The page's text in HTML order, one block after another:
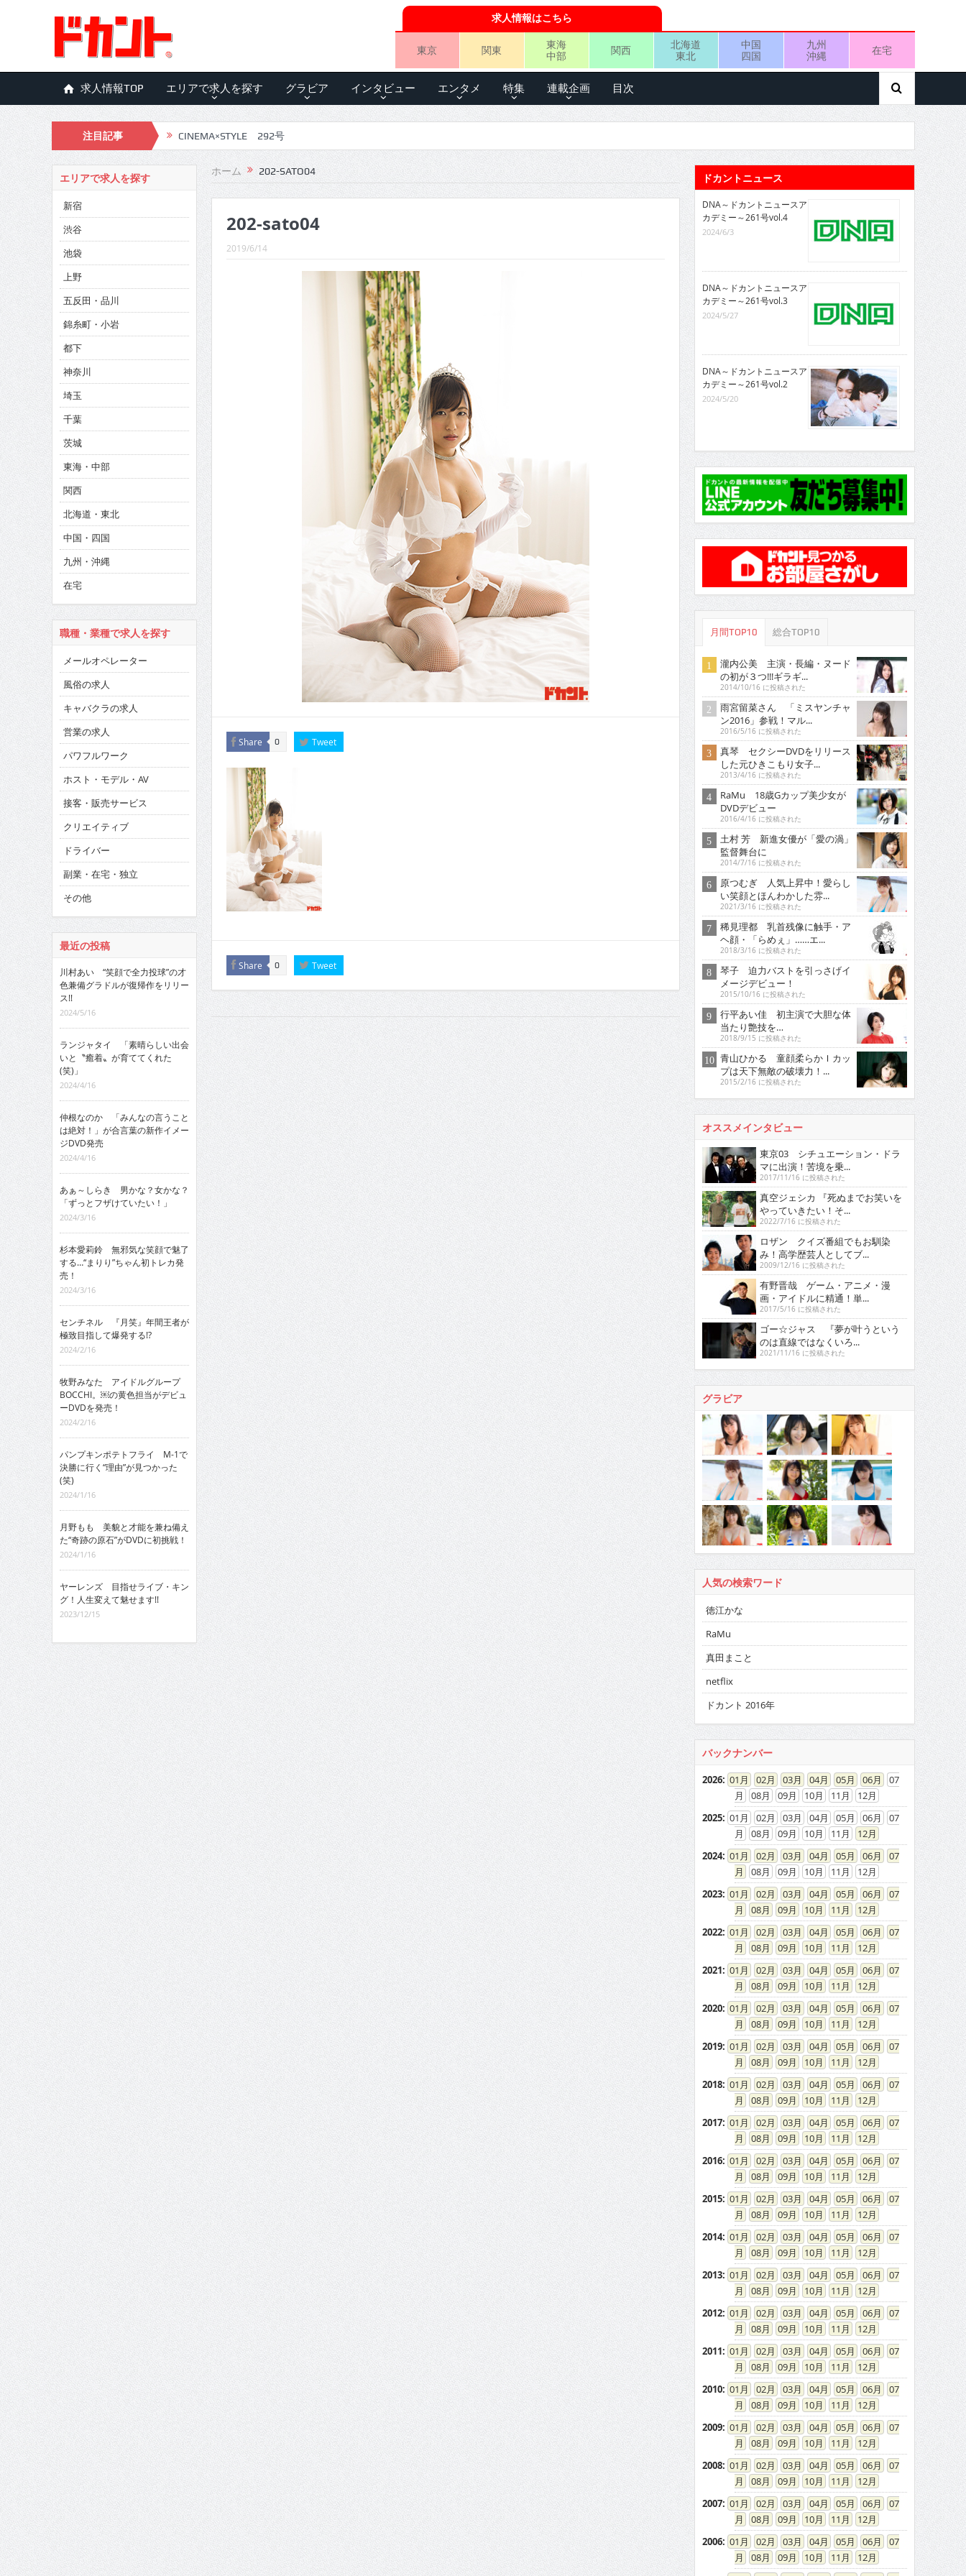
求人情報はこちら
東京 関東
東海
中部
関西
北海道
東北
中国
四国
九州
沖縄
在宅
求人情報TOP エリアで求人を探す グラビア インタビュー エンタメ 特集 連載企画 目次
注目記事 CINEMA×STYLE 292号
CINEMA×STYLE 291号
CINEMA×STYLE 290号
CINEMA×STYLE 289号
CINEMA×STYLE 288号
CINEMA×STYLE 287号
CINEMA×STYLE 285号
CINEMA×STYLE 294号
CINEMA×STYLE 293号
ホーム 202-SATO04
202-sato04
2019/6/14
Share 0 Tweet
Share 0 Tweet
エリアで求人を探す
新宿
渋谷
池袋
上野
五反田・品川
錦糸町・小岩
都下
神奈川
埼玉
千葉
茨城
東海・中部
関西
北海道・東北
中国・四国
九州・沖縄
在宅
職種・業種で求人を探す
メールオペレーター
風俗の求人
キャバクラの求人
営業の求人
パワフルワーク
ホスト・モデル・AV
接客・販売サービス
クリエイティブ
ドライバー
副業・在宅・独立
その他
最近の投稿
川村あい “笑顔で全力投球”の才
色兼備グラドルが復帰作をリリー
ス!!
2024/5/16
ランジャタイ 「素晴らしい出会
いと〝癒着〟が育ててくれた
(笑)」
2024/4/16
仲根なのか 「みんなの言うこと
は絶対！」が合言葉の新作イメー
ジDVD発売
2024/4/16
あぁ～しらき 男かな？女かな？
「ずっとフザけていたい！」
2024/3/16
杉本愛莉鈴 無邪気な笑顔で魅了
する…“まりり”ちゃん初トレカ発
売！
2024/3/16
センチネル 『月笑』年間王者が
極致目指して爆発する!?
2024/2/16
牧野みなた アイドルグループ
BOCCHI。￼の黄色担当がデビュ
ーDVDを発売！
2024/2/16
パンプキンポテトフライ M-1で
決勝に行く“理由”が見つかった
(笑)
2024/1/16
月野もも 美貌と才能を兼ね備え
た“奇跡の原石”がDVDに初挑戦！
2024/1/16
ヤーレンズ 目指せライブ・キン
グ！人生変えて魅せます!!
2023/12/15
ドカントニュース
DNA～ドカントニュースア
カデミー～261号vol.4
2024/6/3
DNA～ドカントニュースア
カデミー～261号vol.3
2024/5/27
DNA～ドカントニュースア
カデミー～261号vol.2
2024/5/20
月間TOP10 総合TOP10
瀧内公美 主演・長編・ヌード
の初が３つ!!!ギラギ...
2014/10/16 に投稿された
雨宮留菜さん 「ミスヤンチャ
ン2016」参戦！マル...
2016/5/16 に投稿された
真琴 セクシーDVDをリリース
した元ひきこもり女子...
2013/4/16 に投稿された
RaMu 18歳Gカップ美少女が
DVDデビュー
2016/4/16 に投稿された
土村 芳 新進女優が「愛の渦」
監督舞台に
2014/7/16 に投稿された
原つむぎ 人気上昇中！愛らし
い笑顔とほんわかした雰...
2021/3/16 に投稿された
稀見理都 乳首残像に触手・ア
ヘ顔・「らめぇ」……エ...
2018/3/16 に投稿された
琴子 迫力バストを引っさげイ
メージデビュー！
2015/10/16 に投稿された
行平あい佳 初主演で大胆な体
当たり艶技を…
2018/9/15 に投稿された
青山ひかる 童顔柔らかＩカッ
プは天下無敵の破壊力！...
2015/2/16 に投稿された
オススメインタビュー
東京03 シチュエーション・ドラ
マに出演！苦境を乗...
2017/11/16 に投稿された
真空ジェシカ 『死ぬまでお笑いを
やっていきたい！そ...
2022/7/16 に投稿された
ロザン クイズ番組でもお馴染
み！高学歴芸人としてブ...
2009/12/16 に投稿された
有野晋哉 ゲーム・アニメ・漫
画・アイドルに精通！単...
2017/5/16 に投稿された
ゴー☆ジャス 『夢が叶うという
のは直線ではなくいろ...
2021/11/16 に投稿された
グラビア
人気の検索ワード
徳江かな
RaMu
真田まこと
netflix
ドカント 2016年
バックナンバー
2026: 01 02 03 04 05 06
07
08
09 10 11
12
2025: 01 02 03 04 05 06
07
08
09 10 11
12
2024: 01 02 03 04 05 06
07
08
09 10 11
12
2023: 01 02 03 04 05 06
07
08
09 10 11
12
2022: 01 02 03 04 05 06
07
08
09 10 11
12
2021: 01 02 03 04 05 06
07
08
09 10 11
12
2020: 01 02 03 04 05 06
07
08
09 10 11
12
2019: 01 02 03 04 05 06
07
08
09 10 11
12
2018: 01 02 03 04 05 06
07
08
09 10 11
12
2017: 01 02 03 04 05 06
07
08
09 10 11
12
2016: 01 02 03 04 05 06
07
08
09 10 11
12
2015: 01 02 03 04 05 06
07
08
09 10 11
12
2014: 01 02 03 04 05 06
07
08
09 10 11
12
2013: 01 02 03 04 05 06
07
08
09 10 11
12
2012: 01 02 03 04 05 06
07
08
09 10 11
12
2011: 01 02 03 04 05 06
07
08
09 10 11
12
2010: 01 02 03 04 05 06
07
08
09 10 11
12
2009: 01 02 03 04 05 06
07
08
09 10 11
12
2008: 01 02 03 04 05 06
07
08
09 10 11
12
2007: 01 02 03 04 05 06
07
08
09 10 11
12
2006: 01 02 03 04 05 06
07
08
09 10 11
12